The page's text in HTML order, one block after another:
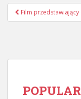
Nawigacja
postu
Film przedstawiający